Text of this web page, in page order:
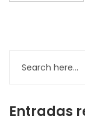
Entradas